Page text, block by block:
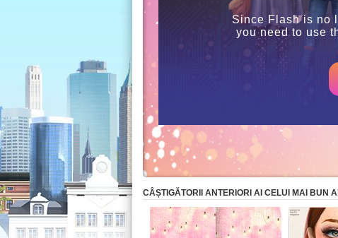
Since Flash is no
you need to use
CÂȘTIGĂTORII ANTERIORI AI CELUI MAI BUN